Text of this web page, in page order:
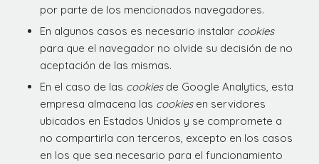
por parte de los mencionados navegadores.
En algunos casos es necesario instalar cookies
para que el navegador no olvide su decisión de no
aceptación de las mismas.
En el caso de las cookiesde Google Analytics, esta
empresa almacena las cookiesen servidores
ubicados en Estados Unidos y se compromete a
no compartirla con terceros, excepto en los casos
en los que sea necesario para el funcionamiento